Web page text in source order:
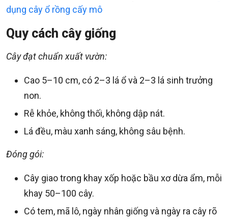
dụng cây ổ rồng cấy mô
Quy cách cây giống
Cây đạt chuẩn xuất vườn:
Cao 5–10 cm, có 2–3 lá ổ và 2–3 lá sinh trưởng
non.
Rễ khỏe, không thối, không dập nát.
Lá đều, màu xanh sáng, không sâu bệnh.
Đóng gói:
Cây giao trong khay xốp hoặc bầu xơ dừa ẩm, mỗi
khay 50–100 cây.
Có tem, mã lô, ngày nhân giống và ngày ra cây rõ